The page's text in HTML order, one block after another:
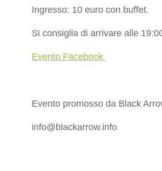
Ingresso: 10 euro con buffet.
Si consiglia di arrivare alle
Evento Facebook
Evento promosso da Black
info@blackarrow.info